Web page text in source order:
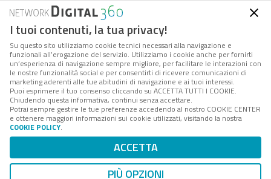
Forumpa.itè una pubblicazione telematica iscritta
presso Registro della stampa del Tribunale di Roma -
Reg. n. 182 del 2 maggio 2008 - Direttore resp. Michela
Stentella
FPA s.r.l. è società soggetta a Direzione e
Coordinamento da parte di Digital360 S.p.A. - FPA s.r.l.
è un'azienda certificata per il sistema di management
Codice Fiscale/Partita IVA n. 10693191008 - R.E.A. Roma
n. 1249791. ISP AWS
Mappa del sito
I tuoi contenuti, la tua privacy!
Su questo sito utilizziamo cookie tecnici necessari alla navigazione e
funzionali all’erogazione del servizio. Utilizziamo i cookie anche per fornirti
un’esperienza di navigazione sempre migliore, per facilitare le interazioni con
le nostre funzionalità social e per consentirti di ricevere comunicazioni di
marketing aderenti alle tue abitudini di navigazione e ai tuoi interessi.
Puoi esprimere il tuo consenso cliccando su ACCETTA TUTTI I COOKIE.
Chiudendo questa informativa, continui senza accettare.
Potrai sempre gestire le tue preferenze accedendo al nostro COOKIE CENTER
e ottenere maggiori informazioni sui cookie utilizzati, visitando la nostra
COOKIE POLICY.
ACCETTA
PIÙ OPZIONI